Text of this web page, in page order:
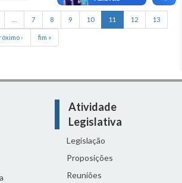
7 8 9 10 11 12 13
› fim »
Atividade
Legislativa
Legislação
Proposições
Reuniões